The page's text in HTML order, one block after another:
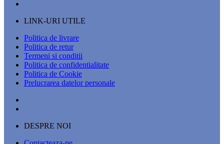
LINK-URI UTILE
Politica de livrare
Politica de retur
Termeni si conditii
Politica de confidentialitate
Politica de Cookie
Prelucrarea datelor personale
DESPRE NOI